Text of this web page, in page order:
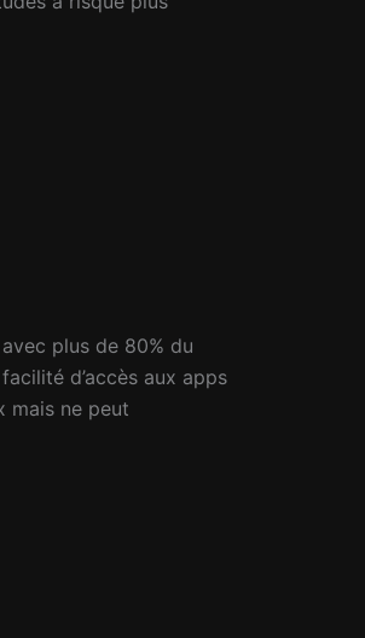
plus de 80% du
d’accès aux apps
mais ne peut